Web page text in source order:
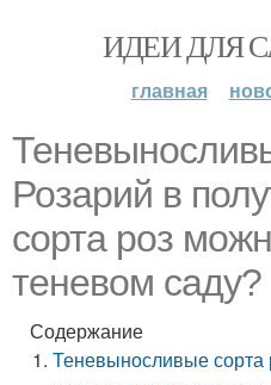
ИДЕИ ДЛЯ
главная
Розарий в
сорта роз
теневом саду?
Содержание
Теневыносливые сорта